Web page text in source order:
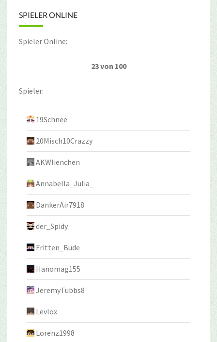
SPIELER ONLINE
Spieler Online:
23 von 100
Spieler:
19Schnee
20Misch10Crazzy
AKWlienchen
Annabella_Julia_
DankerAir7918
der_Spidy
Fritten_Bude
Hanomag155
JeremyTubbs8
Levlox
Lorenz1998